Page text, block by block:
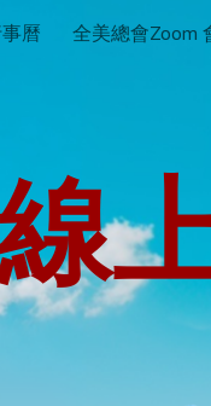
to navigation
曆 全美總會Zoom